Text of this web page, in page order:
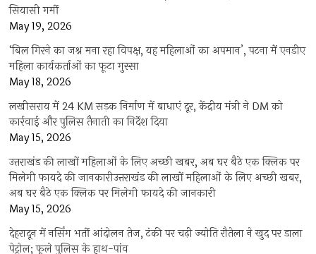
सियासी गर्मी
May 19, 2026
‘बिल गिरने का जश्न मना रहा विपक्ष, यह महिलाओं का अपमान’, पटना में एनडीए
महिला कार्यकर्ताओं का फूटा गुस्सा
May 18, 2026
लखीसराय में 24 KM सड़क निर्माण में बाधाएं दूर, केंद्रीय मंत्री ने DM को
कार्रवाई और पुलिस तैनाती का निर्देश दिया
May 15, 2026
उत्तराखंड की लाखों महिलाओं के लिए अच्छी खबर, अब घर बैठे एक क्लिक पर
मिलेगी फायदे की जानकारीउत्तराखंड की लाखों महिलाओं के लिए अच्छी खबर,
अब घर बैठे एक क्लिक पर मिलेगी फायदे की जानकारी
May 15, 2026
देहरादून में नर्सिंग भर्ती आंदोलन तेज, टंकी पर चढ़ी ज्योति रौतेला ने खुद पर डाला
पेट्रोल; फूले पुलिस के हाथ-पांव